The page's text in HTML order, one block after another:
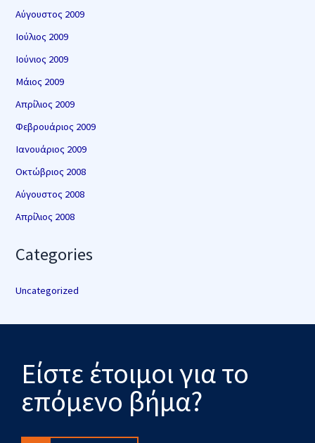
Αύγουστος 2009
Ιούλιος 2009
Ιούνιος 2009
Μάιος 2009
Απρίλιος 2009
Φεβρουάριος 2009
Ιανουάριος 2009
Οκτώβριος 2008
Αύγουστος 2008
Απρίλιος 2008
Categories
Uncategorized
Είστε έτοιμοι για το
επόμενο βήμα?